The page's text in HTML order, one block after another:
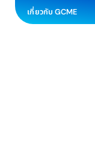
เกี่ยวกับ GCME